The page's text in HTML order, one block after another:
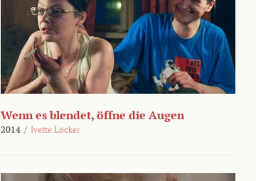
Wenn es blendet, öffne die Augen
2014 / Ivette Löcker